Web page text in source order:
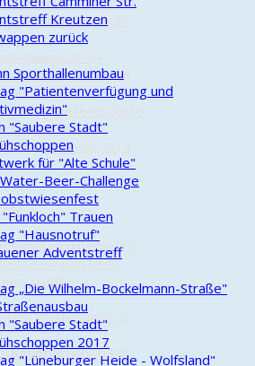
der Stadt Munster
2014
Geräteschuppen
2014
"Ungebetene Gäste"
am DGH
2014
unterwegs
Piraten beim
Treffen
Wetter kann ja
Kennzeichen-Treff
Kreutzen
zurück
Sporthallenumbau
"Patientenverfügung und
"Saubere Stadt"
für "Alte Schule"
Beer-Challenge
"Funkloch" Trauen
"Hausnotruf"
Adventstreff
„Die Wilhelm-Bockelmann-Straße"
"Saubere Stadt"
2017
"Lüneburger Heide - Wolfsland"